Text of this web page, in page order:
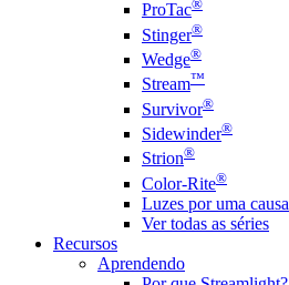
ProTac®
Stinger®
Wedge®
Stream™
Survivor®
Sidewinder®
Strion®
Color-Rite®
Luzes por uma causa
Ver todas as séries
Recursos
Aprendendo